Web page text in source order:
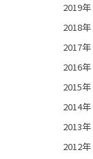
2019年
2018年
2017年
2016年
2015年
2014年
2013年
2012年